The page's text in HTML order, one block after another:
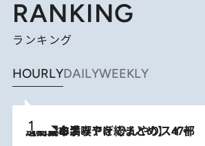
RANKING
ランキング
HOURLYDAILYWEEKLY
2026.8.5
【西日本エリアを総まとめ】 47都道府県の手みやげ ひんやりスイーツで夏を満喫